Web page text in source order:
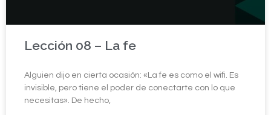
Lección 08 – La fe
Alguien dijo en cierta ocasión: «La fe es como el wifi. Es
invisible, pero tiene el poder de conectarte con lo que
necesitas». De hecho,